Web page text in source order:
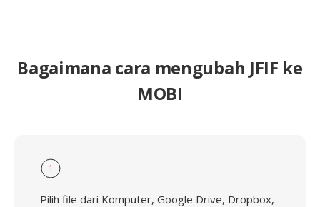
Bagaimana cara mengubah JFIF ke
MOBI
1
Pilih file dari Komputer, Google Drive, Dropbox,